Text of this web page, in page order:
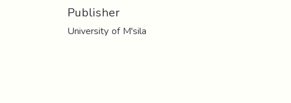
Publisher
University of M'sila